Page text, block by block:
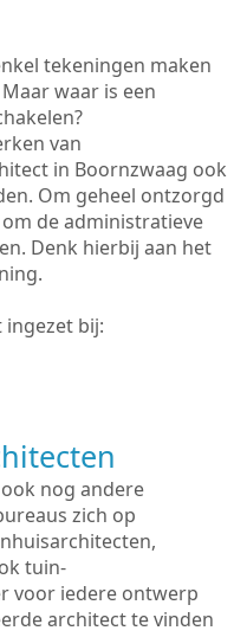
tekeningen maken
waar is een
van
in Boornzwaag ook
Om geheel ontzorgd
de administratieve
Denk hierbij aan het
bij:
nog andere
zich op
tuin-
voor iedere ontwerp
architect te vinden